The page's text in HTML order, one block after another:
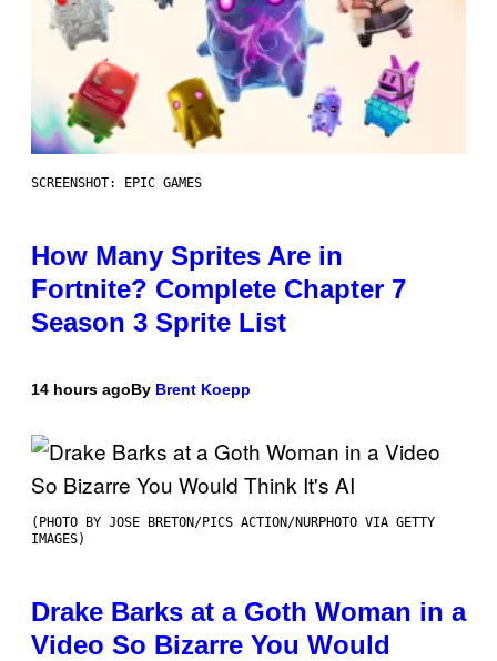
SCREENSHOT: EPIC GAMES
How Many Sprites Are in
Fortnite? Complete Chapter 7
Season 3 Sprite List
14 hours agoBy Brent Koepp
(PHOTO BY JOSE BRETON/PICS ACTION/NURPHOTO VIA GETTY
IMAGES)
Drake Barks at a Goth Woman in a
Video So Bizarre You Would